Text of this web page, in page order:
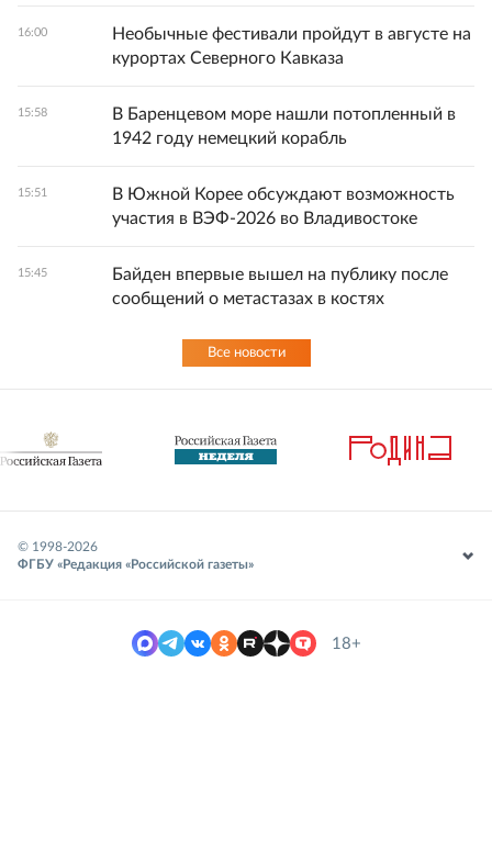
16:00
Необычные фестивали пройдут в августе на
курортах Северного Кавказа
15:58
В Баренцевом море нашли потопленный в
1942 году немецкий корабль
15:51
В Южной Корее обсуждают возможность
участия в ВЭФ-2026 во Владивостоке
15:45
Байден впервые вышел на публику после
сообщений о метастазах в костях
Все новости
© 1998-2026
ФГБУ «Редакция «Российской газеты»
18+